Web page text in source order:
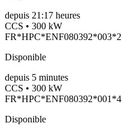
depuis 21:17 heures
CCS • 300 kW
FR*HPC*ENF080392*003*2
Disponible
depuis 5 minutes
CCS • 300 kW
FR*HPC*ENF080392*001*4
Disponible